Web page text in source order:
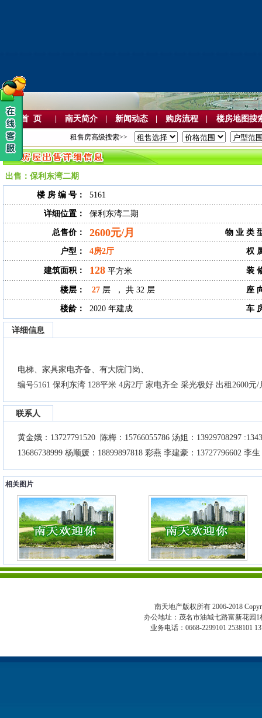
首 页 南天简介 新闻动态 购房流程 楼房地图搜
租售房高级搜索>>
出售：保利东湾二期
楼 房 编 号： 5161
详细位置： 保利东湾二期
总售价： 2600元/月 物 业 类
户型： 4房2厅 权
建筑面积： 128 平方米 装
楼层： 27 层 ， 共 32 层 座
楼龄： 2020 年建成 车
详细信息
电梯、家具家电齐备、有大院门岗、
编号5161 保利东湾 128平米 4房2厅 家电齐全 采光极好 出租2600元/
联系人
黄金娥：13727791520 陈梅：15766055786 汤姐：13929708297
13686738999 杨顺媛：18899897818 彩燕 李建豪：13727796602 李
相关图片
南天地产版权所有 2006-2018
办公地址：茂名市油城七路富新花园
业务电话：0668-2299101 2538101